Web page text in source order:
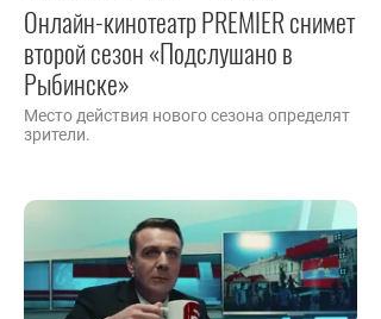
Онлайн-кинотеатр PREMIER снимет
второй сезон «Подслушано в
Рыбинске»
Место действия нового сезона определят
зрители.